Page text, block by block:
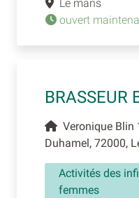
Le mans
ouvert
BRASSEUR
Veronique Blin
Duhamel, 72000,
Activités des
femmes